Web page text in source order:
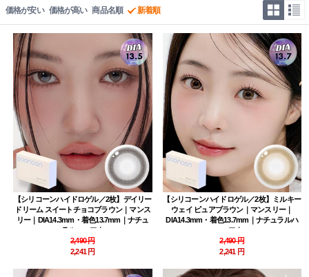
価格が安い 価格が高い 商品名順 新着順
【シリコーンハイドロゲル／2枚】デイリー
ドリーム スイートチョコブラウン｜マンス
リー｜DIA14.3mm・着色13.7mm｜ナチュ
ラルハーフ｜
2,490 円
2,241 円
【シリコーンハイドロゲル／2枚】ミルキー
ウェイ ピュアブラウン｜マンスリー｜
DIA14.3mm・着色13.7mm｜ナチュラルハ
ーフ｜
2,490 円
2,241 円